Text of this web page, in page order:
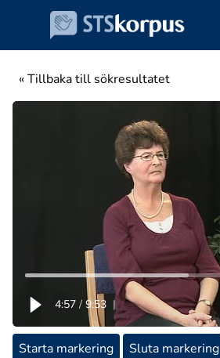
« Tillbaka till sökresultatet
4:57 / 9:53 |
Starta markering Sluta markering